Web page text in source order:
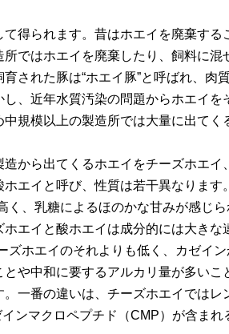
得られます。昔はホエイを廃棄する
ではホエイを廃棄したり、飼料に混
された豚は“ホエイ豚”と呼ばれ、肉
、近年水質汚染の問題からホエイを
規模以上の製造所では大量に出てく
から出てくるホエイをチーズホエイ
エイと呼び、性質は若干異なります
く、乳糖によるほのかな甘みが感じ
エイと酸ホエイは成分的には大きな
ズホエイのそれよりも低く、カゼイ
や中和に要するアルカリ量が多いこ
一番の違いは、チーズホエイではレ
ンマクロペプチド（CMP）が含まれ